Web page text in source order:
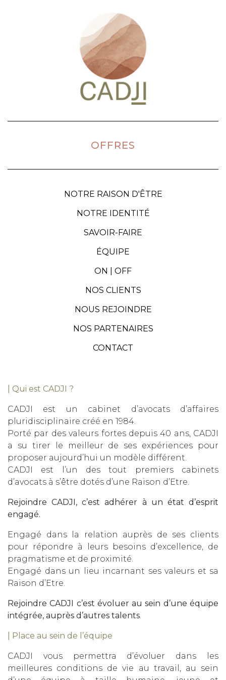
OFFRES
NOTRE RAISON D'ÊTRE
NOTRE IDENTITÉ
SAVOIR-FAIRE
ÉQUIPE
ON | OFF
NOS CLIENTS
NOUS REJOINDRE
NOS PARTENAIRES
CONTACT
| Qui est CADJI ?
CADJI est un cabinet d’avocats d’affaires
pluridisciplinaire créé en 1984.
Porté par des valeurs fortes depuis 40 ans, CADJI
a su tirer le meilleur de ses expériences pour
proposer aujourd’hui un modèle différent.
CADJI est l’un des tout premiers cabinets
d’avocats à s’être dotés d’une Raison d’Etre.
Rejoindre CADJI, c’est adhérer à un état d’esprit
engagé.
Engagé dans la relation auprès de ses clients
pour répondre à leurs besoins d’excellence, de
pragmatisme et de proximité.
Engagé dans un lieu incarnant ses valeurs et sa
Raison d’Etre.
Rejoindre CADJI c’est évoluer au sein d’une équipe
intégrée, auprès d’autres talents
| Place au sein de l’équipe
CADJI vous permettra d’évoluer dans les
meilleures conditions de vie au travail, au sein